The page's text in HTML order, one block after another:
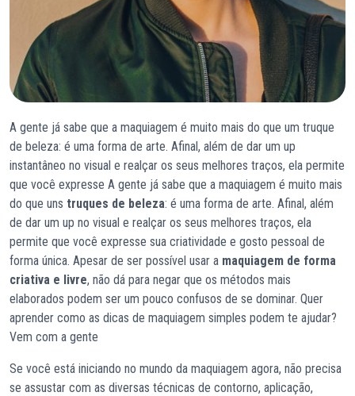
A gente já sabe que a maquiagem é muito mais do que um truque
de beleza: é uma forma de arte. Afinal, além de dar um up
instantâneo no visual e realçar os seus melhores traços, ela permite
que você expresse A gente já sabe que a maquiagem é muito mais
do que uns truques de beleza: é uma forma de arte. Afinal, além
de dar um up no visual e realçar os seus melhores traços, ela
permite que você expresse sua criatividade e gosto pessoal de
forma única. Apesar de ser possível usar a maquiagem de forma
criativa e livre, não dá para negar que os métodos mais
elaborados podem ser um pouco confusos de se dominar. Quer
aprender como as dicas de maquiagem simples podem te ajudar?
Vem com a gente
Se você está iniciando no mundo da maquiagem agora, não precisa
se assustar com as diversas técnicas de contorno, aplicação,